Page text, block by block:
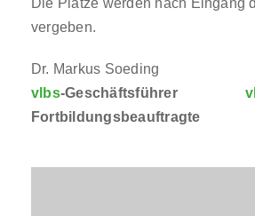
Die Plätze werden nach Eingang
vergeben.
Dr. Markus Soeding
vlbs-Geschäftsführer
Fortbildungsbeauftragte